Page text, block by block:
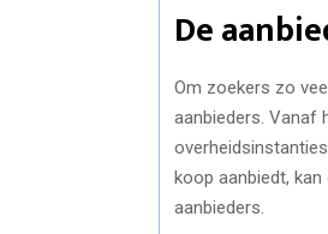
De
Om zoekers zo
aanbieders. Vanaf
koop aanbiedt,
aanbieders.